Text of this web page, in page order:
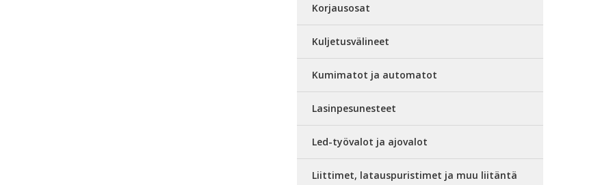
Korjausosat
Kuljetusvälineet
Kumimatot ja automatot
Lasinpesunesteet
Led-työvalot ja ajovalot
Liittimet, latauspuristimet ja muu liitäntä